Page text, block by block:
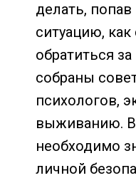
делать,
ситуацию, как
обратиться
собраны
психологов,
выживанию. В
необходимо
личной